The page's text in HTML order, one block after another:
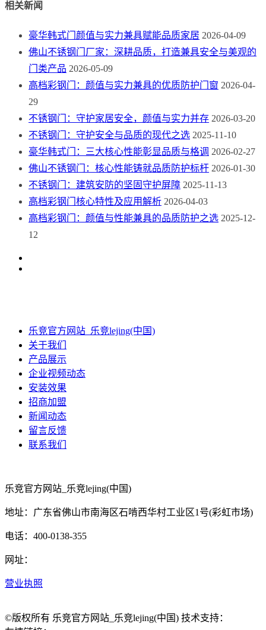
相关新闻
豪华韩式门颜值与实力兼具赋能品质家居 2026-04-09
佛山不锈钢门厂家：深耕品质，打造兼具安全与美观的
门类产品 2026-05-09
高档彩钢门：颜值与实力兼具的优质防护门窗 2026-04-
29
不锈钢门：守护家居安全，颜值与实力并存 2026-03-20
不锈钢门：守护安全与品质的现代之选 2025-11-10
豪华韩式门：三大核心性能彰显品质与格调 2026-02-27
佛山不锈钢门：核心性能铸就品质防护标杆 2026-01-30
不锈钢门：建筑安防的坚固守护屏障 2025-11-13
高档彩钢门核心特性及应用解析 2026-04-03
高档彩钢门：颜值与性能兼具的品质防护之选 2025-12-
12
乐竞官方网站_乐竞lejing(中国)
关于我们
产品展示
企业视频动态
安装效果
招商加盟
新闻动态
留言反馈
联系我们
乐竞官方网站_乐竞lejing(中国)
地址：广东省佛山市南海区石啃西华村工业区1号(彩虹市场)
电话：400-0138-355
网址：
营业执照
©版权所有 乐竞官方网站_乐竞lejing(中国) 技术支持：